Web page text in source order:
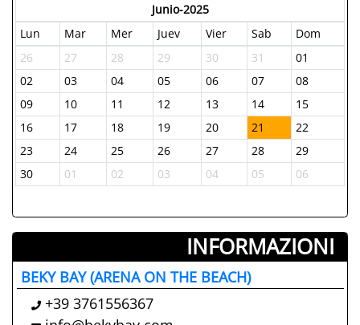
Junio-2025
Lun
Mar Mer Juev Vier Sab
Dom
26
27 28 29 30 31
01
02
03 04 05 06 07
08
09
10 11 12 13 14
15
16
17 18 19 20 21
22
23
24 25 26 27 28
29
30
01 02 03 04 05 06
INFORMAZIONI ­
BEKY BAY (ARENA ON THE BEACH)
+39 3761556367